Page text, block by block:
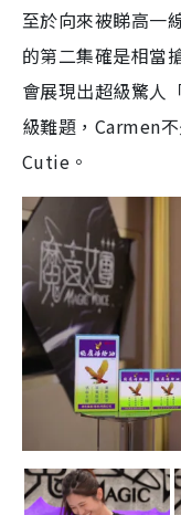
至於向來被睇高一
的第二集確是相當
會展現出超級驚人
級難題，Carmen
Cutie。